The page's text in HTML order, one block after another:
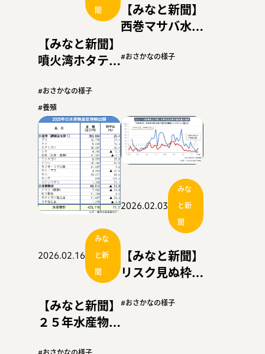
聞
【みなと新聞】
噴火湾ホタテ
４割消化 渡島
Ａ貝入札５～１
０％安
#おさかなの様子
#養殖
【みなと新聞】
西巻マサバ水揚
期、過去１０年
#おさかなの様子
2026.02.16
みな
と新
聞
【みなと新聞】
２５年水産物輸
2026.02.03
みな
と新
聞
【みなと新聞】
リスク見ぬ枠拡
載】スルメ漁獲
#おさかなの様子